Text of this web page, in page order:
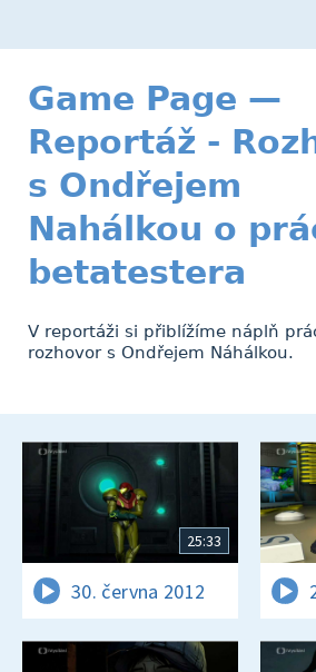
Game Page —
Reportáž -
s Ondřejem
Nahálkou o
betatestera
V reportáži si přiblížíme náplň
rozhovor s Ondřejem Náhálkou.
25:33
30. června 2012